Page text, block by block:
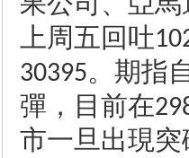
上周五回吐
30395。期指
彈，目前在
市一旦出現